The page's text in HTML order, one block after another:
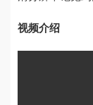
视频介绍